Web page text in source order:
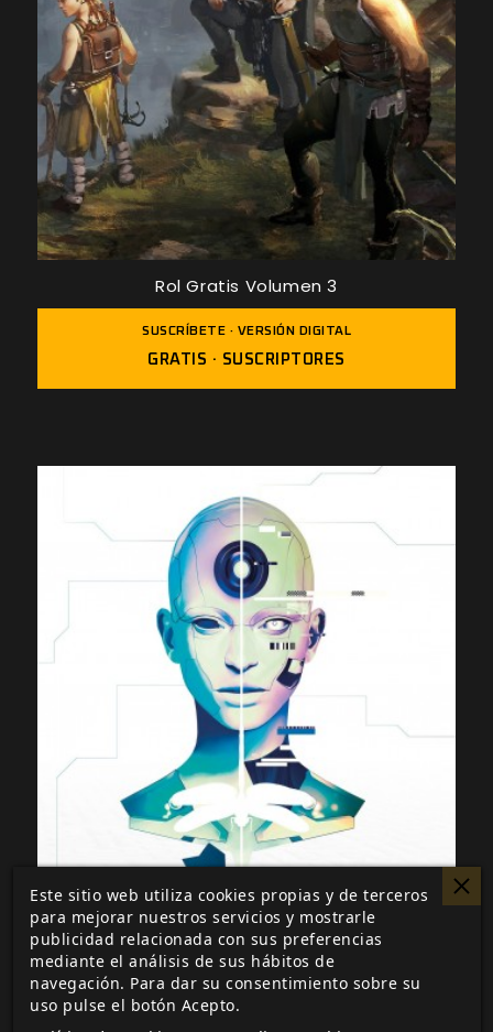
Rol Gratis Volumen 3
SUSCRÍBETE · VERSIÓN DIGITAL
GRATIS · SUSCRIPTORES
Este sitio web utiliza cookies propias y de terceros
para mejorar nuestros servicios y mostrarle
publicidad relacionada con sus preferencias
mediante el análisis de sus hábitos de
navegación. Para dar su consentimiento sobre su
uso pulse el botón Acepto.